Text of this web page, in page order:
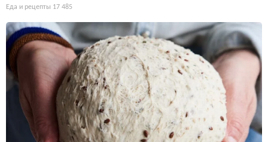
Еда и рецепты 17 485